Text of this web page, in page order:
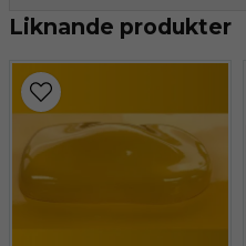
k75400-k75500-
319.47 KB
vws-application-
kpmf-vinyl-
Liknande produkter